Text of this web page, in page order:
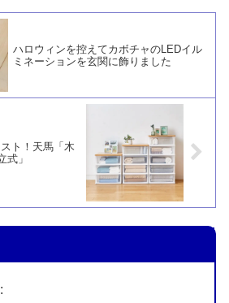
変そうです。
ハロウィンを控えてカボチャのLEDイル
ミネーションを玄関に飾りました
ト！天馬「木
式」